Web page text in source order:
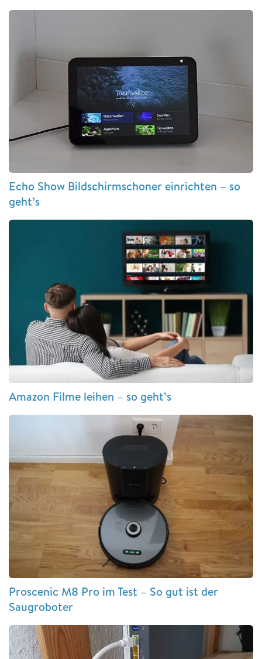
Echo Show Bildschirmschoner einrichten – so
geht’s
Amazon Filme leihen – so geht’s
Proscenic M8 Pro im Test – So gut ist der
Saugroboter